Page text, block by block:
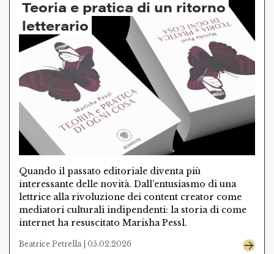
Teoria e pratica di un ritorno
letterario
Quando il passato editoriale diventa più
interessante delle novità. Dall’entusiasmo di una
lettrice alla rivoluzione dei content creator come
mediatori culturali indipendenti: la storia di come
internet ha resuscitato Marisha Pessl.
Beatrice Petrella | 05.02.2026